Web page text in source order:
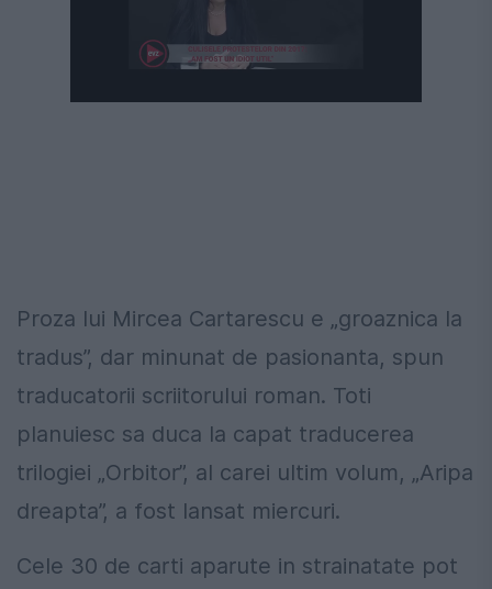
Proza lui Mircea Cartarescu e „groaznica la
tradus”, dar minunat de pasionanta, spun
traducatorii scriitorului roman. Toti
planuiesc sa duca la capat traducerea
trilogiei „Orbitor”, al carei ultim volum, „Aripa
dreapta”, a fost lansat miercuri.
Cele 30 de carti aparute in strainatate pot